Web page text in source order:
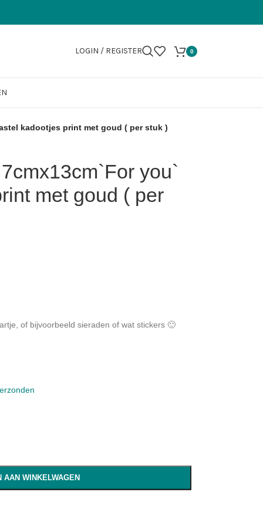
LOGIN / REGISTER 0
kadootjes print met goud ( per stuk )
you`
met goud ( per
of bijvoorbeeld sieraden of wat stickers 🙂
AAN WINKELWAGEN